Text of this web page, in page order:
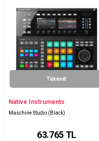
Tükendi
Native Instruments
Maschine Studio (Black)
63.765TL